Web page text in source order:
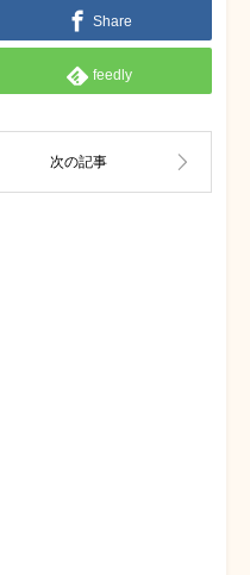
Share
feedly